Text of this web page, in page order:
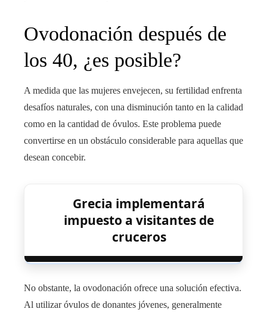
Ovodonación después de
los 40, ¿es posible?
A medida que las mujeres envejecen, su fertilidad enfrenta
desafíos naturales, con una disminución tanto en la calidad
como en la cantidad de óvulos. Este problema puede
convertirse en un obstáculo considerable para aquellas que
desean concebir.
Grecia implementará
impuesto a visitantes de
cruceros
No obstante, la ovodonación ofrece una solución efectiva.
Al utilizar óvulos de donantes jóvenes, generalmente